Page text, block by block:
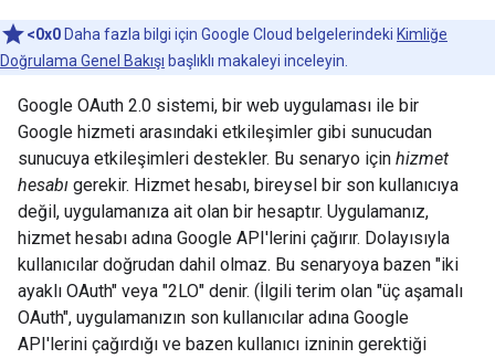
<0x0 Daha fazla bilgi için Google Cloud belgelerindeki Kimliğe
Doğrulama Genel Bakışı başlıklı makaleyi inceleyin.
Google OAuth 2.0 sistemi, bir web uygulaması ile bir
Google hizmeti arasındaki etkileşimler gibi sunucudan
sunucuya etkileşimleri destekler. Bu senaryo için hizmet
hesabı gerekir. Hizmet hesabı, bireysel bir son kullanıcıya
değil, uygulamanıza ait olan bir hesaptır. Uygulamanız,
hizmet hesabı adına Google API'lerini çağırır. Dolayısıyla
kullanıcılar doğrudan dahil olmaz. Bu senaryoya bazen "iki
ayaklı OAuth" veya "2LO" denir. (İlgili terim olan "üç aşamalı
OAuth", uygulamanızın son kullanıcılar adına Google
API'lerini çağırdığı ve bazen kullanıcı izninin gerektiği